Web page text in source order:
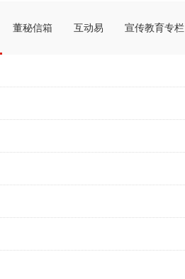
董秘信箱 互动易 宣传教育专栏